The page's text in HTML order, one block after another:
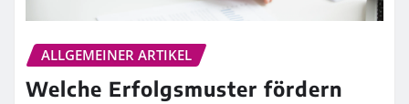
ALLGEMEINER ARTIKEL
Welche Erfolgsmuster fördern